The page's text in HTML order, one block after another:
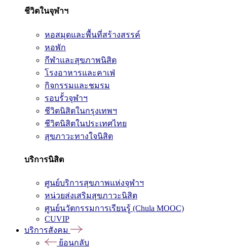
ชีวิตในจุฬาฯ
หอสมุดและพื้นที่สร้างสรรค์
หอพัก
กีฬาและสุขภาพนิสิต
โรงอาหารและคาเฟ่
กิจกรรมและชมรม
รอบรั้วจุฬาฯ
ชีวิตนิสิตในกรุงเทพฯ
ชีวิตนิสิตในประเทศไทย
สุขภาวะทางใจนิสิต
บริการนิสิต
ศูนย์บริการสุขภาพแห่งจุฬาฯ
หน่วยส่งเสริมสุขภาวะนิสิต
ศูนย์นวัตกรรมการเรียนรู้ (Chula MOOC)
CUVIP
บริการสังคม
ย้อนกลับ